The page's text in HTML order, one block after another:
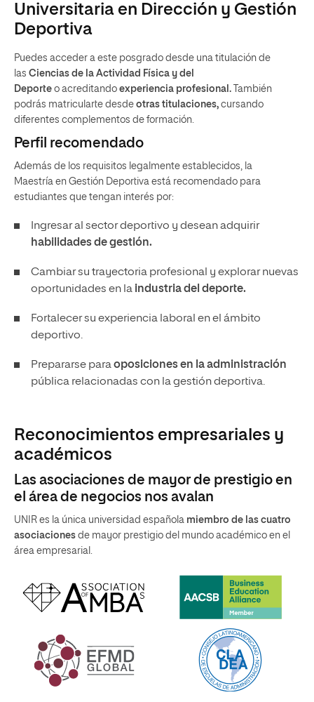
Universitaria en Dirección y Gestión
Deportiva
Puedes acceder a este posgrado desde una titulación de
las Ciencias de la Actividad Física y del
Deporte o acreditando experiencia profesional.
También
podrás matricularte desde otras titulaciones, cursando
diferentes complementos de formación.
Perfil recomendado
Además de los requisitos legalmente establecidos, la
Maestría en Gestión Deportiva está recomendado para
estudiantes que tengan interés por:
Ingresar al sector deportivo y desean adquirir
habilidades de gestión.
Cambiar su trayectoria profesional y explorar nuevas
oportunidades en la industria del deporte.
Fortalecer su experiencia laboral en el ámbito
deportivo.
Prepararse paraoposiciones en la administración
pública relacionadas con la gestión deportiva.
Reconocimientos empresariales y
académicos
Las asociaciones de mayor de prestigio en
el área de negocios nos avalan
UNIR es la única universidad española miembro de las cuatro
asociaciones de mayor prestigio del mundo académico en el
área empresarial.